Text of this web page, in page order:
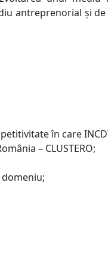
antreprenorial şi
în care
– CLUSTERO;